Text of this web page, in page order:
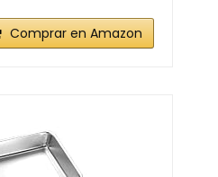
Comprar en Amazon